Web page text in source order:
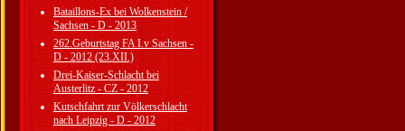
Bataillons-Ex bei Wolkenstein /
Sachsen - D - 2013
262.Geburtstag FA I.v Sachsen -
D - 2012 (23.XII.)
Drei-Kaiser-Schlacht bei
Austerlitz - CZ - 2012
Kutschfahrt zur Völkerschlacht
nach Leipzig - D - 2012